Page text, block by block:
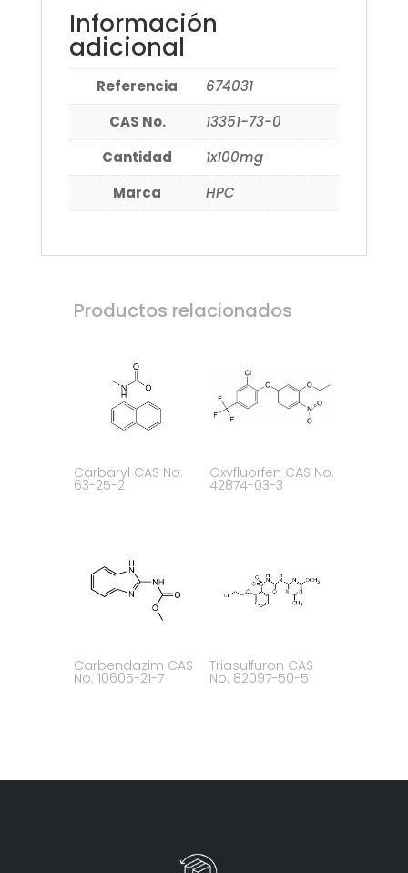
Información
adicional
Referencia
674031
CAS No.
13351-73-0
Cantidad
1x100mg
Marca
HPC
Productos relacionados
Carbaryl CAS No.
63-25-2
Oxyfluorfen CAS No.
42874-03-3
Carbendazim CAS
No. 10605-21-7
Triasulfuron CAS
No. 82097-50-5